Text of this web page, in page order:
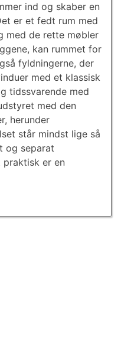
ind og skaber en
er et fedt rum med
med de rette møbler
kan rummet for
fyldningerne, der
med et klassisk
tidssvarende med
med den
herunder
står mindst lige så
og separat
praktisk er en